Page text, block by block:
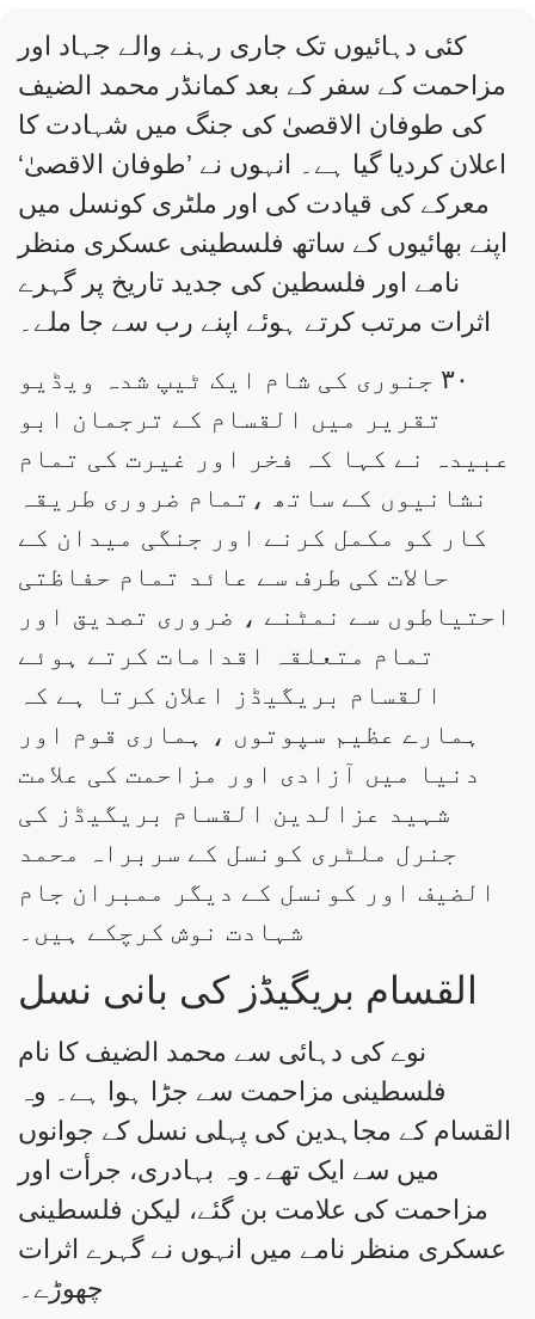
کئی دہائیوں تک جاری رہنے والے جہاد اور
مزاحمت کے سفر کے بعد کمانڈر محمد الضیف
کی طوفان الاقصیٰ کی جنگ میں شہادت کا
اعلان کردیا گیا ہے۔ انہوں نے ’طوفان الاقصیٰ‘
معرکے کی قیادت کی اور ملٹری کونسل میں
اپنے بھائیوں کے ساتھ فلسطینی عسکری منظر
نامے اور فلسطین کی جدید تاریخ پر گہرے
اثرات مرتب کرتے ہوئے اپنے رب سے جا ملے۔
۳۰ جنوری کی شام ایک ٹیپ شدہ ویڈیو
تقریر میں القسام کے ترجمان ابو
عبیدہ نے کہا کہ فخر اور غیرت کی تمام
نشانیوں کے ساتھ ،تمام ضروری طریقہ
کار کو مکمل کرنے اور جنگی میدان کے
حالات کی طرف سے عائد تمام حفاظتی
احتیاطوں سے نمٹنے ، ضروری تصدیق اور
تمام متعلقہ اقدامات کرتے ہوئے
القسام بریگیڈز اعلان کرتا ہے کہ
ہمارے عظیم سپوتوں ، ہماری قوم اور
دنیا میں آزادی اور مزاحمت کی علامت
شہید عزالدین القسام بریگیڈز کی
جنرل ملٹری کونسل کے سربراہ محمد
الضیف اور کونسل کے دیگر ممبران جام
شہادت نوش کرچکے ہیں۔
القسام بریگیڈز کی بانی نسل
نوے کی دہائی سے محمد الضیف کا نام
فلسطینی مزاحمت سے جڑا ہوا ہے۔ وہ
القسام کے مجاہدین کی پہلی نسل کے جوانوں
میں سے ایک تھے۔وہ بہادری، جرأت اور
مزاحمت کی علامت بن گئے، لیکن فلسطینی
عسکری منظر نامے میں انہوں نے گہرے اثرات
چھوڑے۔